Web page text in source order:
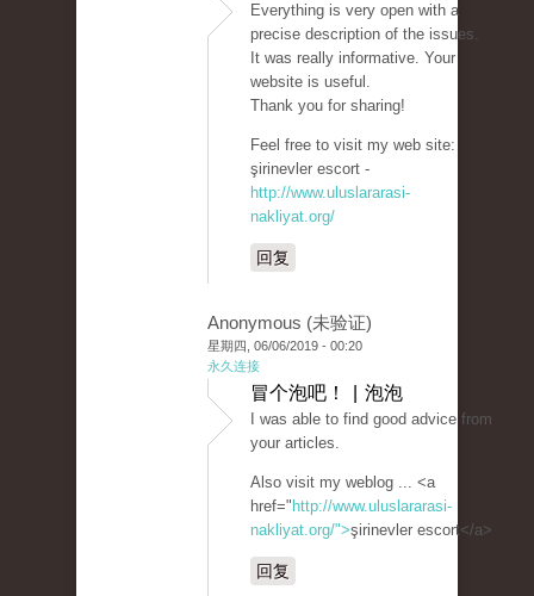
Everything is very open with a
precise description of the issues.
It was really informative. Your
website is useful.
Thank you for sharing!
Feel free to visit my web site:
şirinevler escort -
http://www.uluslararasi-
nakliyat.org/
回复
Anonymous (未验证)
星期四, 06/06/2019 - 00:20
永久连接
冒个泡吧！ | 泡泡
I was able to find good advice from
your articles.
Also visit my weblog ... <a
href=" http://www.uluslararasi-
nakliyat.org/">şirinevler escort</a>
回复